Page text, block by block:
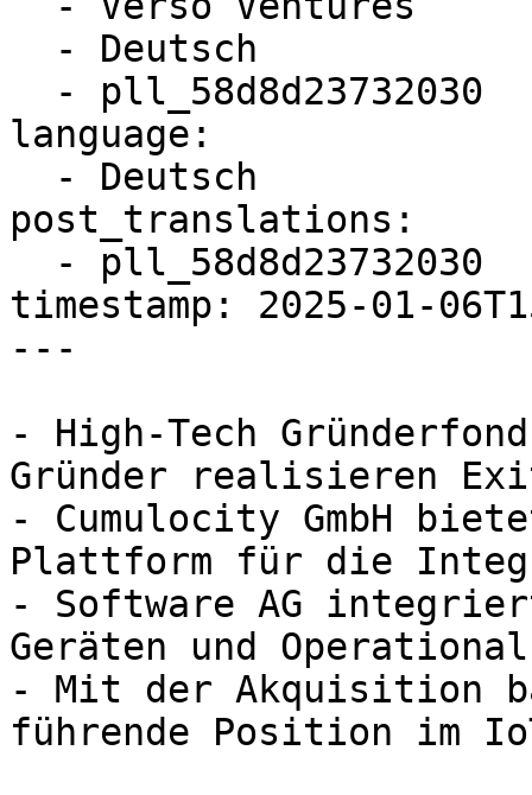
language:
post_translations:
timestamp: 2025-01-
---
- High-Tech
Gründer realisieren
- Cumulocity GmbH
Plattform für die
- Software AG
Geräten und
- Mit der Akquisition
führende Position im